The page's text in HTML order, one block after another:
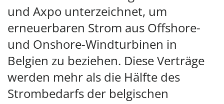
und Axpo unterzeichnet, um
erneuerbaren Strom aus Offshore-
und Onshore-Windturbinen in
Belgien zu beziehen. Diese Verträge
werden mehr als die Hälfte des
Strombedarfs der belgischen